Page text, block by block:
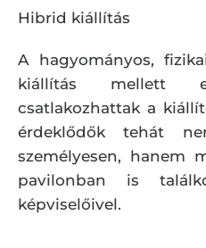
Hibrid kiállítás
A hagyományos,
kiállítás mellett
csatlakozhattak a
érdeklődők tehát
személyesen, hanem
pavilonban is
képviselőivel.